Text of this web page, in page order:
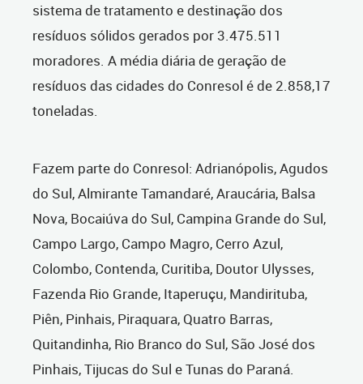
sistema de tratamento e destinação dos
resíduos sólidos gerados por 3.475.511
moradores. A média diária de geração de
resíduos das cidades do Conresol é de 2.858,17
toneladas.
Fazem parte do Conresol: Adrianópolis, Agudos
do Sul, Almirante Tamandaré, Araucária, Balsa
Nova, Bocaiúva do Sul, Campina Grande do Sul,
Campo Largo, Campo Magro, Cerro Azul,
Colombo, Contenda, Curitiba, Doutor Ulysses,
Fazenda Rio Grande, Itaperuçu, Mandirituba,
Piên, Pinhais, Piraquara, Quatro Barras,
Quitandinha, Rio Branco do Sul, São José dos
Pinhais, Tijucas do Sul e Tunas do Paraná.